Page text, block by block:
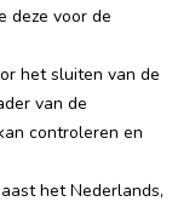
deze voor de
het sluiten van de
van de
controleren en
het Nederlands,